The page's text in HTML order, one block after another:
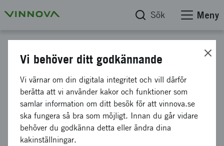
Sök Meny
Systemledning och lärande
kring innovativa
klusterprocesser i Norra
Mellansverige 2
Vi behöver ditt godkännande
Vi värnar om din digitala integritet och vill därför
berätta att vi använder kakor och funktioner som
samlar information om ditt besök för att vinnova.se
ska fungera så bra som möjligt. Innan du går vidare
behöver du godkänna detta eller ändra dina
kakinställningar.